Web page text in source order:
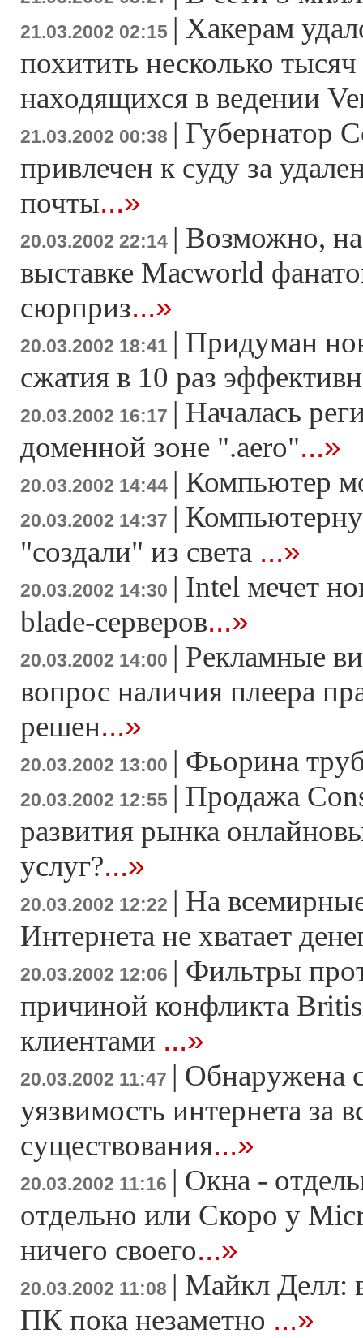
21.03.2002 02:15 | Хакерам
похитить несколько
находящихся в ведении
21.03.2002 00:38 | Губернатор
привлечен к суду за
почты...»
20.03.2002 22:14 | Возможно,
выставке Macworld
сюрприз...»
20.03.2002 18:41 | Придуман
сжатия в 10 раз
20.03.2002 16:17 | Началась
доменной зоне ".aero"...»
20.03.2002 14:44 | Компьютер
20.03.2002 14:37 |
"создали" из света ...»
20.03.2002 14:30 | Intel мечет
blade-серверов...»
20.03.2002 14:00 | Рекламные
вопрос наличия плеера
решен...»
20.03.2002 13:00 | Фьорина
20.03.2002 12:55 | Продажа
развития рынка
услуг?...»
20.03.2002 12:22 | На
Интернета не хватает
20.03.2002 12:06 | Фильтры
причиной конфликта
клиентами ...»
20.03.2002 11:47 | Обнаружена
уязвимость интернета за
существования...»
20.03.2002 11:16 | Окна -
отдельно или Скоро у
ничего своего...»
20.03.2002 11:08 | Майкл Делл:
ПК пока незаметно ...»